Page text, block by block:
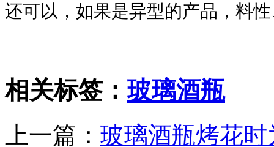
还可以，如果是异型的产品，料
相关标签：玻璃酒瓶
上一篇： 玻璃酒瓶烤花